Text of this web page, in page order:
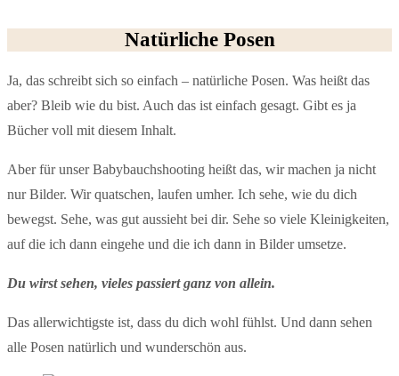
Natürliche Posen
Ja, das schreibt sich so einfach – natürliche Posen. Was heißt das
aber? Bleib wie du bist. Auch das ist einfach gesagt. Gibt es ja
Bücher voll mit diesem Inhalt.
Aber für unser Babybauchshooting heißt das, wir machen ja nicht
nur Bilder. Wir quatschen, laufen umher. Ich sehe, wie du dich
bewegst. Sehe, was gut aussieht bei dir. Sehe so viele Kleinigkeiten,
auf die ich dann eingehe und die ich dann in Bilder umsetze.
Du wirst sehen, vieles passiert ganz von allein.
Das allerwichtigste ist, dass du dich wohl fühlst. Und dann sehen
alle Posen natürlich und wunderschön aus.